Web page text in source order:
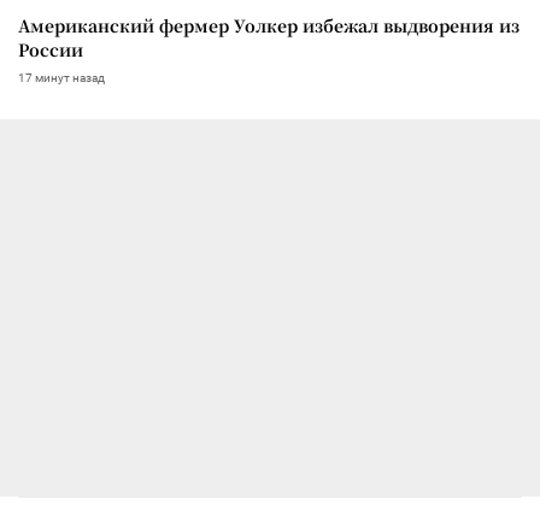
Американский фермер Уолкер избежал выдворения из
России
17 минут назад